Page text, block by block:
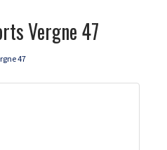
Vergne 47
47